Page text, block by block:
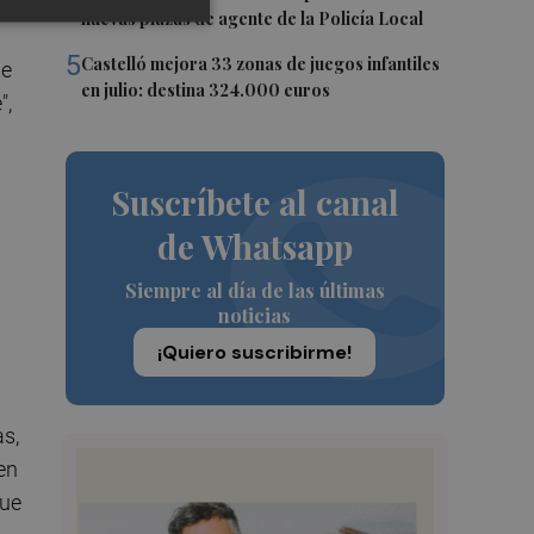
nuevas plazas de agente de la Policía Local
5Castelló mejora 33 zonas de juegos infantiles
en julio: destina 324.000 euros
Suscríbete al canal
de Whatsapp
Siempre al día de las últimas
noticias
¡Quiero suscribirme!